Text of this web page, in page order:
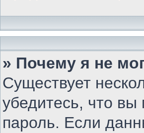
» Почему я не
Существует
убедитесь, что вы
пароль. Если